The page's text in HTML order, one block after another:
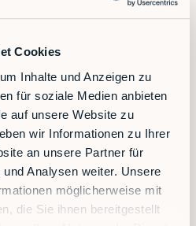
Cookies
Inhalte und Anzeigen zu
für soziale Medien anbieten
auf unsere Website zu
wir Informationen zu Ihrer
an unsere Partner für
Analysen weiter. Unsere
möglicherweise mit
die Sie ihnen bereitgestellt
trägt maßgeblich zur
die Kosten pro Schicht
von 6 Monaten
für Automatisierung
von Modulen